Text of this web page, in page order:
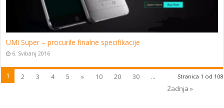
UMi Super – procurile finalne specifikacije
6. Svibanj 2016
Stranica 1 od 108
1 2 3 4 5 » 10 20 30
...
Zadnja »